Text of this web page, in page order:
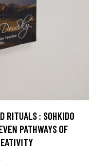
RITUALS : SOHKIDO
PATHWAYS OF